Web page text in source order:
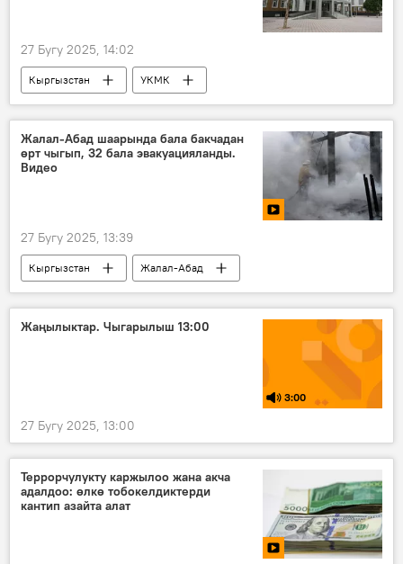
27 Бугу 2025, 14:02
Кыргызстан
УКМК
Камчыбек Ташиев
Ош
Валентина Терешкова
мектеп
чакыруу
Сүрөт
Жалал-Абад шаарында бала бакчадан
өрт чыгып, 32 бала эвакуацияланды.
Видео
27 Бугу 2025, 13:39
Кыргызстан
Жалал-Абад
кырсык
ӨКМ өрт Видео
Жаңылыктар. Чыгарылыш 13:00
3:00
27 Бугу 2025, 13:00
Террорчулукту каржылоо жана акча
адалдоо: өлкө тобокелдиктерди
кантип азайта алат